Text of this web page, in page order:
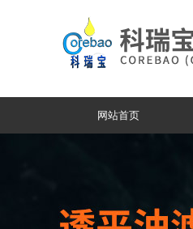
网站首页